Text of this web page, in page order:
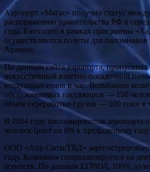
Аэропорт «Магас» получил статус
распоряжению правительства РФ в
года. Ежегодно в рамках программы
осуществляются полеты для
Аравию.
По данным сайта аэропорта, пропускная
искусственной взлетно-посадочной
воздушных судов в час. Возможное
обслуживаемых пассажиров — 150
объем переработки грузов — 100 тонн в
В 2024 году пассажиропоток аэропорта
человек (рост на 8% к предыдущему
ООО «Апр-Сити/ТВД»
году. Компания специализируется на
агентств. По данным ЕГРЮЛ, 100%